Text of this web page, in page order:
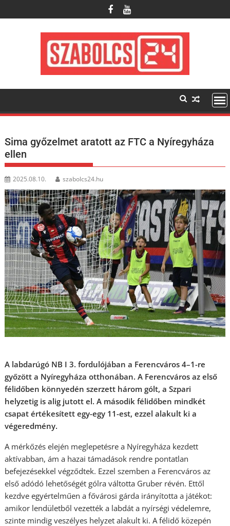
to
Sima győzelmet aratott az FTC a Nyíregyháza
ellen
2025.08.10. szabolcs24.hu
A labdarúgó NB I 3. fordulójában a Ferencváros 4–1-re
győzött a Nyíregyháza otthonában. A Ferencváros az első
félidőben könnyedén szerzett három gólt, a Szpari
helyzetig is alig jutott el. A második félidőben mindkét
csapat értékesített egy-egy 11-est, ezzel alakult ki a
végeredmény.
A mérkőzés elején meglepetésre a Nyíregyháza kezdett
aktívabban, ám a hazai támadások rendre pontatlan
befejezésekkel végződtek. Ezzel szemben a Ferencváros az
első adódó lehetőségét gólra váltotta Gruber révén. Ettől
kezdve egyértelműen a fővárosi gárda irányította a játékot:
amikor lendületből vezették a labdát a nyírségi védelemre,
szinte mindig veszélyes helyzet alakult ki. A félidő közepén